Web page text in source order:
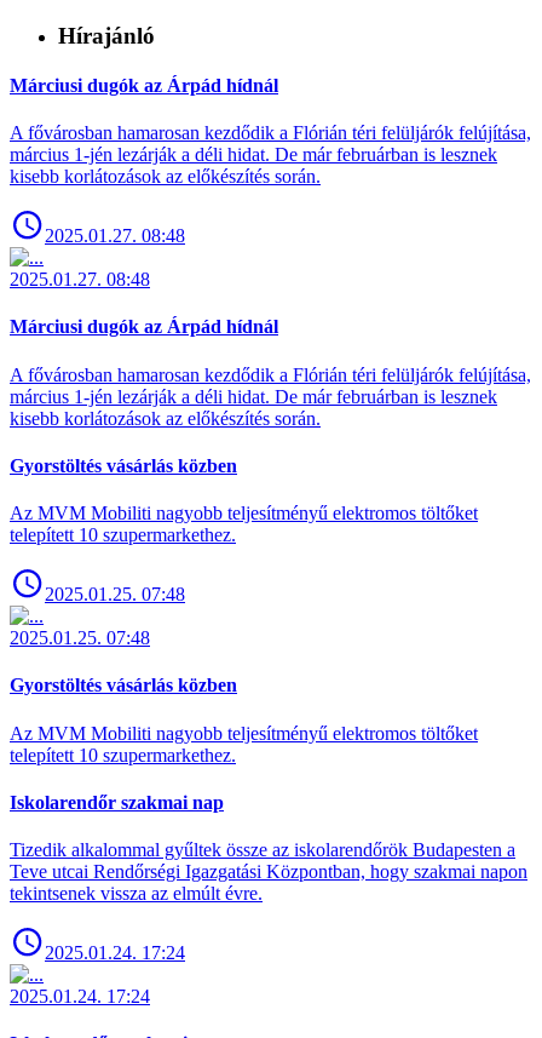
Hírajánló
Márciusi dugók az Árpád hídnál
A fővárosban hamarosan kezdődik a Flórián téri felüljárók felújítása,
március 1-jén lezárják a déli hidat. De már februárban is lesznek
kisebb korlátozások az előkészítés során.
2025.01.27. 08:48
2025.01.27. 08:48
Márciusi dugók az Árpád hídnál
A fővárosban hamarosan kezdődik a Flórián téri felüljárók felújítása,
március 1-jén lezárják a déli hidat. De már februárban is lesznek
kisebb korlátozások az előkészítés során.
Gyorstöltés vásárlás közben
Az MVM Mobiliti nagyobb teljesítményű elektromos töltőket
telepített 10 szupermarkethez.
2025.01.25. 07:48
2025.01.25. 07:48
Gyorstöltés vásárlás közben
Az MVM Mobiliti nagyobb teljesítményű elektromos töltőket
telepített 10 szupermarkethez.
Iskolarendőr szakmai nap
Tizedik alkalommal gyűltek össze az iskolarendőrök Budapesten a
Teve utcai Rendőrségi Igazgatási Központban, hogy szakmai napon
tekintsenek vissza az elmúlt évre.
2025.01.24. 17:24
2025.01.24. 17:24